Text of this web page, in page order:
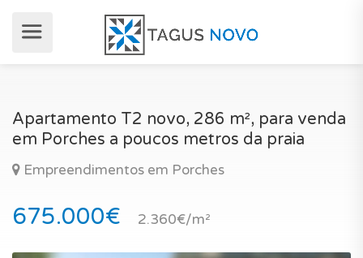
Apartamento T2 novo, 286 m², para venda
em Porches a poucos metros da praia
Empreendimentos em Porches
675.000€ 2.360€/m²